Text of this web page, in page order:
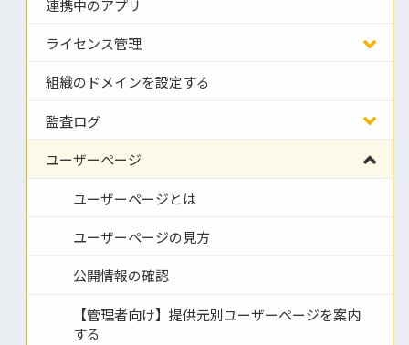
連携中のアプリ
ライセンス管理
組織のドメインを設定する
監査ログ
ユーザーページ
ユーザーページとは
ユーザーページの見方
公開情報の確認
【管理者向け】提供元別ユーザーページを案内
する